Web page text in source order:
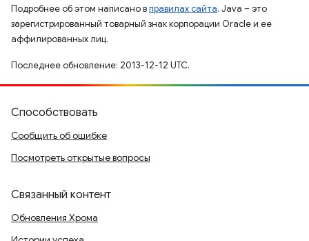
Подробнее об этом написано вправилах сайта. Java – это
зарегистрированный товарный знак корпорации Oracle и ее
аффилированных лиц.
Последнее обновление: 2013-12-12 UTC.
Способствовать
Сообщить об ошибке
Посмотреть открытые вопросы
Связанный контент
Обновления Хрома